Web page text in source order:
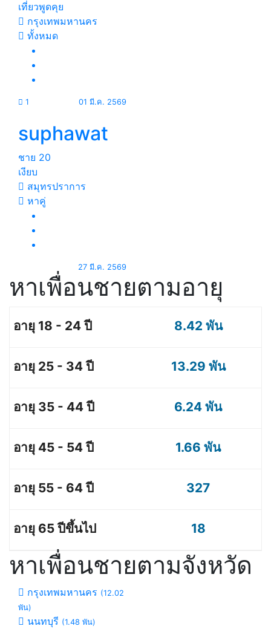
เที่ยวพูดคุย
กรุงเทพมหานคร
ทั้งหมด
1 01 มี.ค. 2569
suphawat
ชาย 20
เงียบ
สมุทรปราการ
หาคู่
27 มี.ค. 2569
หาเพื่อนชายตามอายุ
8.42 พัน
13.29 พัน
6.24 พัน
1.66 พัน
327
18
หาเพื่อนชายตามจังหวัด
กรุงเทพมหานคร (12.02
พัน)
นนทบุรี (1.48 พัน)